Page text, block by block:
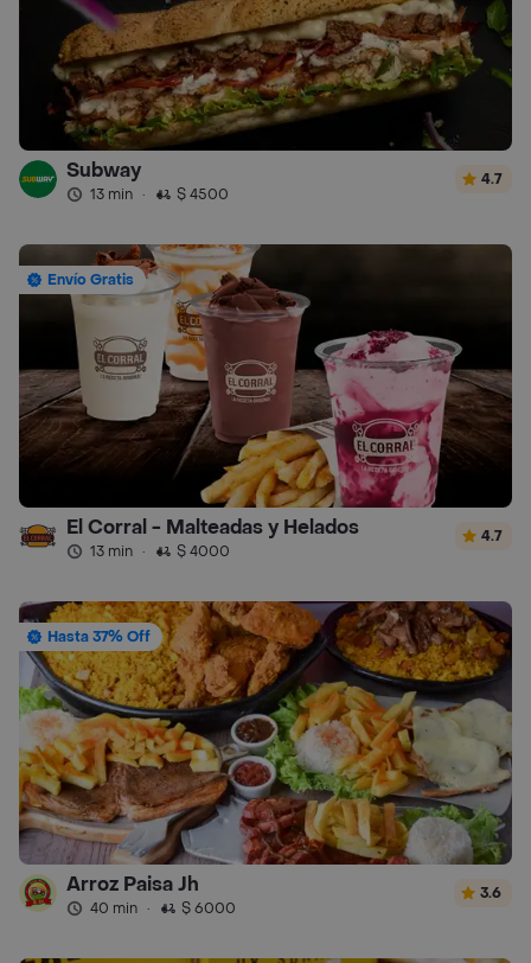
Subway
13 min · $ 4500
4.7
Envío Gratis
El Corral - Malteadas y Helados
13 min · $ 4000
4.7
Hasta 37% Off
Arroz Paisa Jh
40 min · $ 6000
3.6